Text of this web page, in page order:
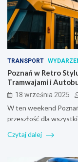
TRANSPORT
Poznań w Retro
Tramwajami i
18 września 2025
W ten weekend
przeszłość dla
Czytaj dalej